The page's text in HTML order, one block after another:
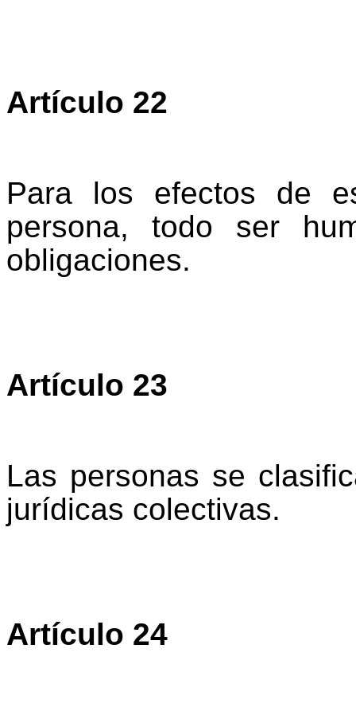
Artículo 22
Para los efectos de
persona, todo ser
obligaciones.
Artículo 23
Las personas se
jurídicas colectivas.
Artículo 24